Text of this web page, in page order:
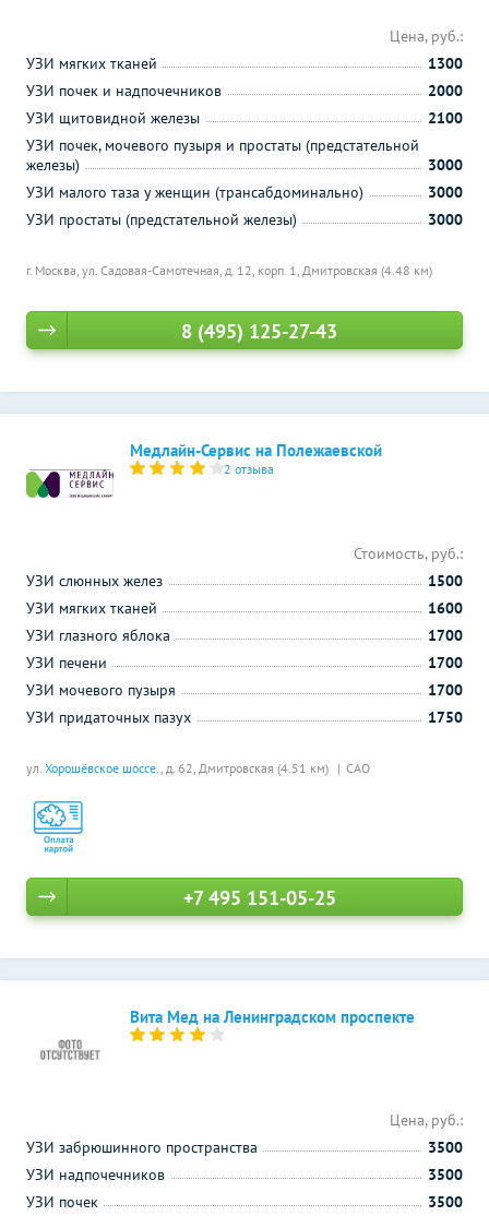
г. Москва, ул. Садовая-Самотечная, д. 12, корп. 1, Дмитровская (4.48 км)
Цена, руб.:
УЗИ мягких тканей
1300
УЗИ почек и надпочечников
2000
УЗИ щитовидной железы
2100
УЗИ почек, мочевого пузыря и простаты (предстательной
железы)
3000
УЗИ малого таза у женщин (трансабдоминально)
3000
УЗИ простаты (предстательной железы)
3000
8 (495) 125-27-43
Медлайн-Сервис на Полежаевской
2 отзыва
ул. Хорошёвское шоссе., д. 62, Дмитровская (4.51 км) САО
Стоимость, руб.:
УЗИ слюнных желез
1500
УЗИ мягких тканей
1600
УЗИ глазного яблока
1700
УЗИ печени
1700
УЗИ мочевого пузыря
1700
УЗИ придаточных пазух
1750
+7 495 151-05-25
Вита Мед на Ленинградском проспекте
Цена, руб.:
УЗИ забрюшинного пространства
3500
УЗИ надпочечников
3500
УЗИ почек
3500